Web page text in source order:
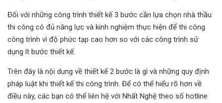
Đối với những công trình thiết kế 3 bước cần lựa chọn nhà thầu
thi công có đủ năng lực và kinh nghiệm thực hiện để thi công
công trình vì độ phức tạp cao hơn so với các công trình sử
dụng ít bước thiết kế.
Trên đây là nội dung về thiết kế 2 bước là gì và những quy định
pháp luật khi thiết kế thi công trình. Để có thể hiểu rõ hơn về
điều này, các bạn có thể liên hệ với Nhất Nghệ theo số hotline